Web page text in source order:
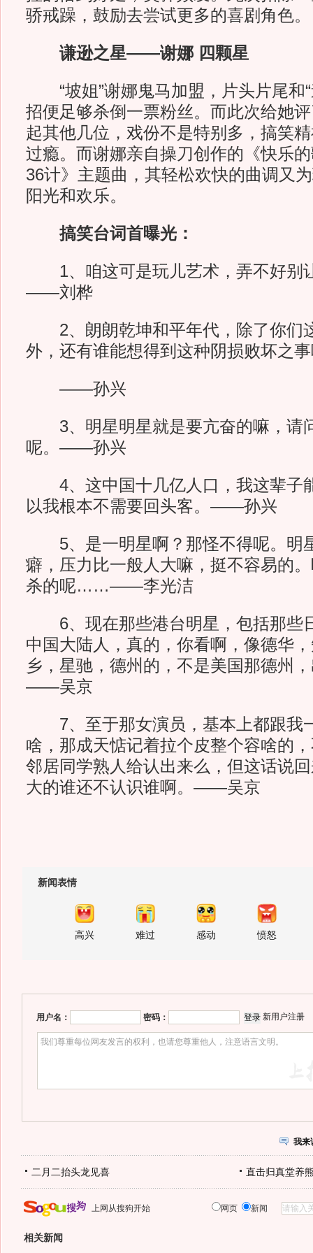
骄戒躁，鼓励去尝试更多的喜剧角色。
谦逊之星——谢娜 四颗星
“坡姐”谢娜鬼马加盟，片头片尾和“
招便足够杀倒一票粉丝。而此次给她
起其他几位，戏份不是特别多，搞笑
过瘾。而谢娜亲自操刀创作的《快乐
36计》主题曲，其轻松欢快的曲调又
阳光和欢乐。
搞笑台词首曝光：
1、咱这可是玩儿艺术，弄不好别
——刘桦
2、朗朗乾坤和平年代，除了你们
外，还有谁能想得到这种阴损败坏之
——孙兴
3、明星明星就是要亢奋的嘛，请
呢。——孙兴
4、这中国十几亿人口，我这辈子
以我根本不需要回头客。——孙兴
5、是一明星啊？那怪不得呢。明
癖，压力比一般人大嘛，挺不容易的
杀的呢……——李光洁
6、现在那些港台明星，包括那些
中国大陆人，真的，你看啊，像德华
乡，星驰，德州的，不是美国那德州
——吴京
7、至于那女演员，基本上都跟我
啥，那成天惦记着拉个皮整个容啥的
邻居同学熟人给认出来么，但这话说
大的谁还不认识谁啊。——吴京
新闻表情
高兴 难过 感动 愤怒
用户名： 密码： 新用户注册
我来
二月二抬头龙见喜 直击归真堂养
上网从搜狗开始 网页 新闻
相关新闻